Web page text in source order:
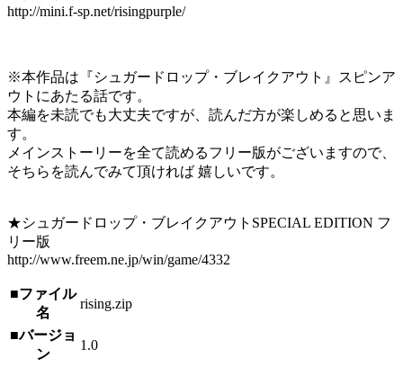
http://mini.f-sp.net/risingpurple/
※本作品は『シュガードロップ・ブレイクアウト』スピンア
ウトにあたる話です。
本編を未読でも大丈夫ですが、読んだ方が楽しめると思いま
す。
メインストーリーを全て読めるフリー版がございますので、
そちらを読んでみて頂ければ 嬉しいです。
★シュガードロップ・ブレイクアウトSPECIAL EDITION フ
リー版
http://www.freem.ne.jp/win/game/4332
■ファイル
名
rising.zip
■バージョ
ン
1.0